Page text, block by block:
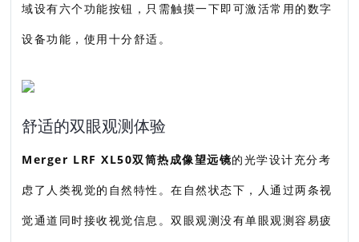
域设有六个功能按钮，只需触摸一下即可激活常用的数字
设备功能，使用十分舒适。
舒适的双眼观测体验
Merger LRF XL50双筒热成像望远镜的光学设计充分考
虑了人类视觉的自然特性。在自然状态下，人通过两条视
觉通道同时接收视觉信息。双眼观测没有单眼观测容易疲